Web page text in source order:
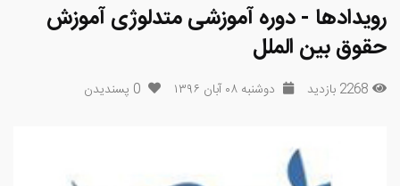
رویدادها - دوره آموزشی متدلوژی آموزش
حقوق بین الملل
2268 بازدید دوشنبه ۰۸ آبان ۱۳۹۶ 0 پسندیدن